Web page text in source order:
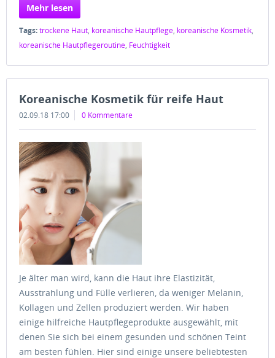
Mehr lesen
Tags:trockene Haut, koreanische Hautpflege, koreanische Kosmetik,
koreanische Hautpflegeroutine, Feuchtigkeit
Koreanische Kosmetik für reife Haut
02.09.18 17:00 0 Kommentare
Je älter man wird, kann die Haut ihre Elastizität,
Ausstrahlung und Fülle verlieren, da weniger Melanin,
Kollagen und Zellen produziert werden. Wir haben
einige hilfreiche Hautpflegeprodukte ausgewählt, mit
denen Sie sich bei einem gesunden und schönen Teint
am besten fühlen. Hier sind einige unsere beliebtesten